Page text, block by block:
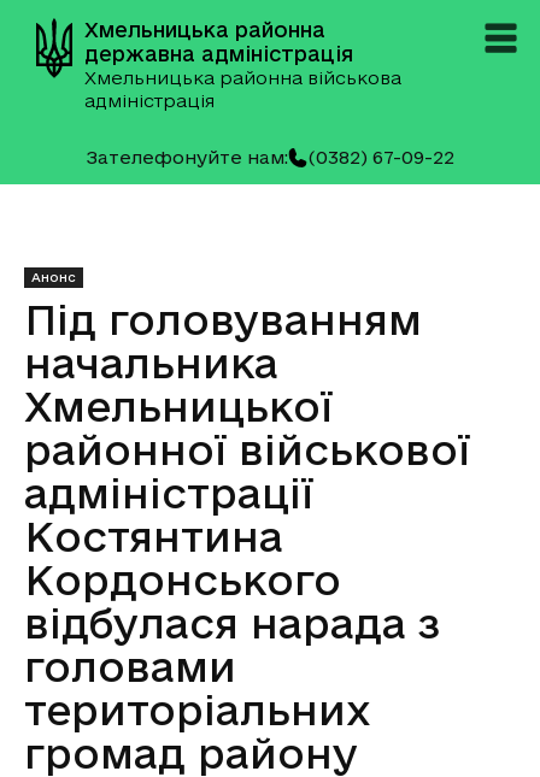
Хмельницька районна
державна адміністрація
Хмельницька районна військова
адміністрація
Зателефонуйте нам: (0382) 67-09-22
Анонс
Під головуванням
начальника
Хмельницької
районної військової
адміністрації
Костянтина
Кордонського
відбулася нарада з
головами
територіальних
громад району